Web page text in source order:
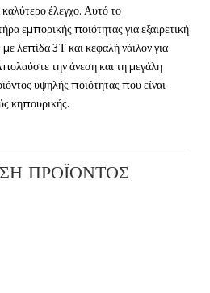
έλεγχο. Αυτό το
εμπορικής ποιότητας για εξαιρετική
λεπίδα 3Τ και κεφαλή νάιλον για
την άνεση και τη μεγάλη
υψηλής ποιότητας που είναι
κηπουρικής.
ΠΡΟΪΌΝΤΟΣ